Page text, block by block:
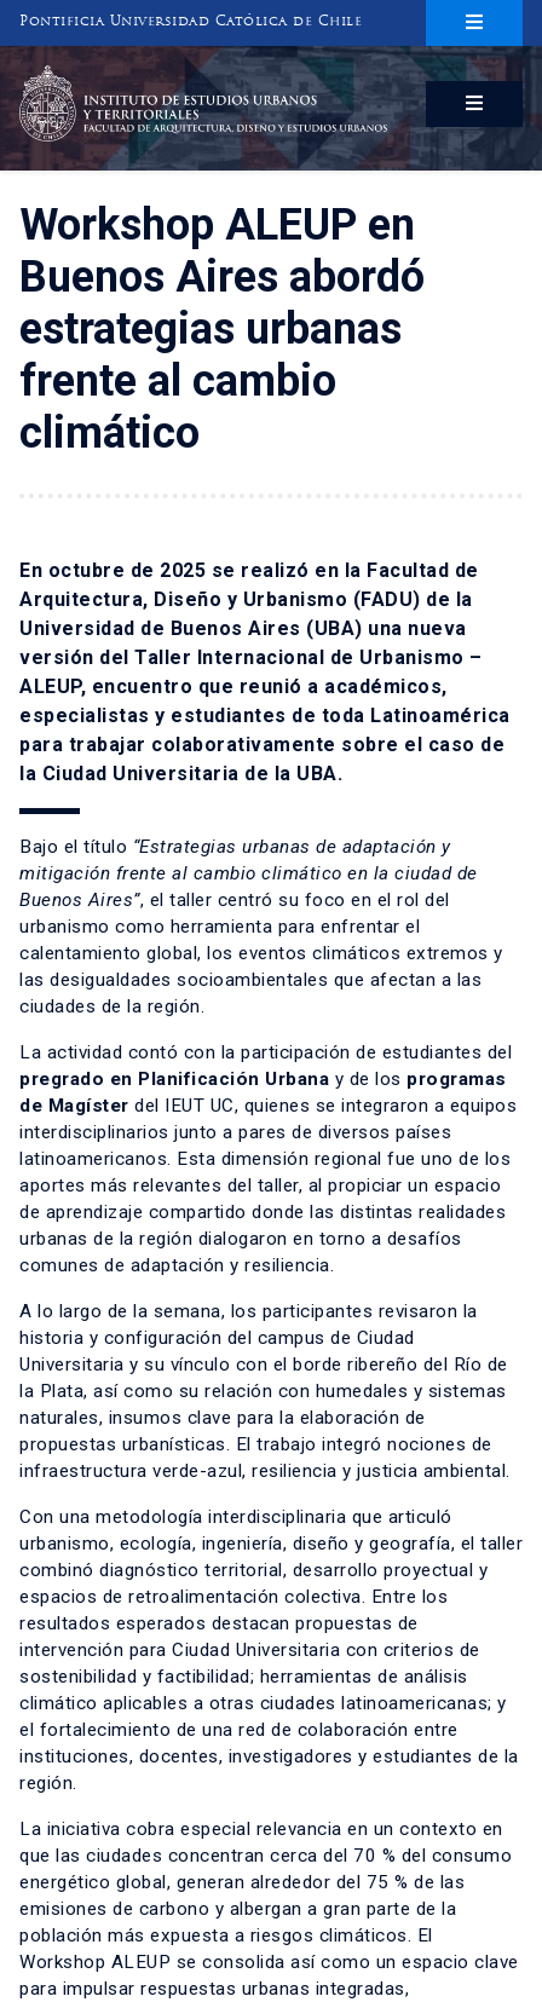
Pontificia Universidad Católica de Chile
INSTITUTO DE ESTUDIOS URBANOS
Y TERRITORIALES
FACULTAD DE ARQUITECTURA, DISEÑO Y ESTUDIOS URBANOS
Workshop ALEUP en
Buenos Aires abordó
estrategias urbanas
frente al cambio
climático
En octubre de 2025 se realizó en la Facultad de
Arquitectura, Diseño y Urbanismo (FADU) de la
Universidad de Buenos Aires (UBA) una nueva
versión del Taller Internacional de Urbanismo –
ALEUP, encuentro que reunió a académicos,
especialistas y estudiantes de toda Latinoamérica
para trabajar colaborativamente sobre el caso de
la Ciudad Universitaria de la UBA.
Bajo el título “Estrategias urbanas de adaptación y
mitigación frente al cambio climático en la ciudad de
Buenos Aires”, el taller centró su foco en el rol del
urbanismo como herramienta para enfrentar el
calentamiento global, los eventos climáticos extremos y
las desigualdades socioambientales que afectan a las
ciudades de la región.
La actividad contó con la participación de estudiantes del
pregrado en Planificación Urbana y de los programas
de Magíster del IEUT UC, quienes se integraron a equipos
interdisciplinarios junto a pares de diversos países
latinoamericanos. Esta dimensión regional fue uno de los
aportes más relevantes del taller, al propiciar un espacio
de aprendizaje compartido donde las distintas realidades
urbanas de la región dialogaron en torno a desafíos
comunes de adaptación y resiliencia.
A lo largo de la semana, los participantes revisaron la
historia y configuración del campus de Ciudad
Universitaria y su vínculo con el borde ribereño del Río de
la Plata, así como su relación con humedales y sistemas
naturales, insumos clave para la elaboración de
propuestas urbanísticas. El trabajo integró nociones de
infraestructura verde-azul, resiliencia y justicia ambiental.
Con una metodología interdisciplinaria que articuló
urbanismo, ecología, ingeniería, diseño y geografía, el taller
combinó diagnóstico territorial, desarrollo proyectual y
espacios de retroalimentación colectiva. Entre los
resultados esperados destacan propuestas de
intervención para Ciudad Universitaria con criterios de
sostenibilidad y factibilidad; herramientas de análisis
climático aplicables a otras ciudades latinoamericanas; y
el fortalecimiento de una red de colaboración entre
instituciones, docentes, investigadores y estudiantes de la
región.
La iniciativa cobra especial relevancia en un contexto en
que las ciudades concentran cerca del 70 % del consumo
energético global, generan alrededor del 75 % de las
emisiones de carbono y albergan a gran parte de la
población más expuesta a riesgos climáticos. El
Workshop ALEUP se consolida así como un espacio clave
para impulsar respuestas urbanas integradas,